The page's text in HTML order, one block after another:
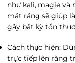
như kali, magie và
mặt răng sẽ giúp
gây bất kỳ tổn
Cách thực hiện:
trực tiếp lên răng